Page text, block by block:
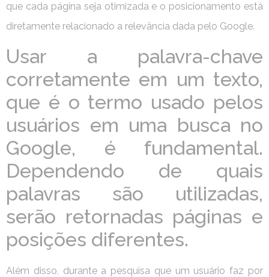
que cada página seja otimizada e o posicionamento está
diretamente relacionado a relevância dada pelo Google.
Usar a palavra-chave
corretamente em um texto,
que é o termo usado pelos
usuários em uma busca no
Google, é fundamental.
Dependendo de quais
palavras são utilizadas,
serão retornadas páginas e
posições diferentes.
Além disso, durante a pesquisa que um usuário faz por